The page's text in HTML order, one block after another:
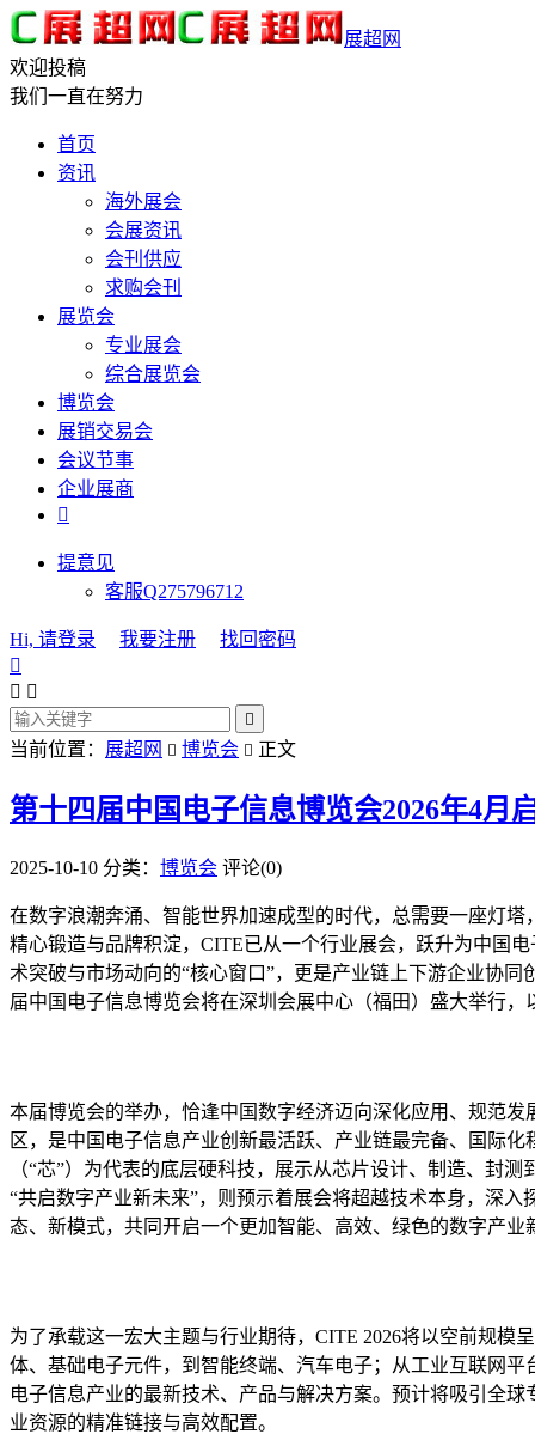
展超网
欢迎投稿
我们一直在努力
首页
资讯
海外展会
会展资讯
会刊供应
求购会刊
展览会
专业展会
综合展览会
博览会
展销交易会
会议节事
企业展商

提意见
客服Q275796712
Hi, 请登录 我要注册
找回密码

 

当前位置： 展超网  博览会  正文
第十四届中国电子信息博览会2026年4月
2025-10-10 分类： 博览会 评论(0)
在数字浪潮奔涌、智能世界加速成型的时代，总需要一座灯塔
精心锻造与品牌积淀，CITE已从一个行业展会，跃升为中国
术突破与市场动向的“核心窗口”，更是产业链上下游企业协
届中国电子信息博览会将在深圳会展中心（福田）盛大举行
本届博览会的举办，恰逢中国数字经济迈向深化应用、规范
区，是中国电子信息产业创新最活跃、产业链最完备、国际
（“芯”）为代表的底层硬科技，展示从芯片设计、制造、封
“共启数字产业新未来”，则预示着展会将超越技术本身，深
态、新模式，共同开启一个更加智能、高效、绿色的数字产业
为了承载这一宏大主题与行业期待，CITE 2026将以空前规模
体、基础电子元件，到智能终端、汽车电子；从工业互联网
电子信息产业的最新技术、产品与解决方案。预计将吸引全球
业资源的精准链接与高效配置。